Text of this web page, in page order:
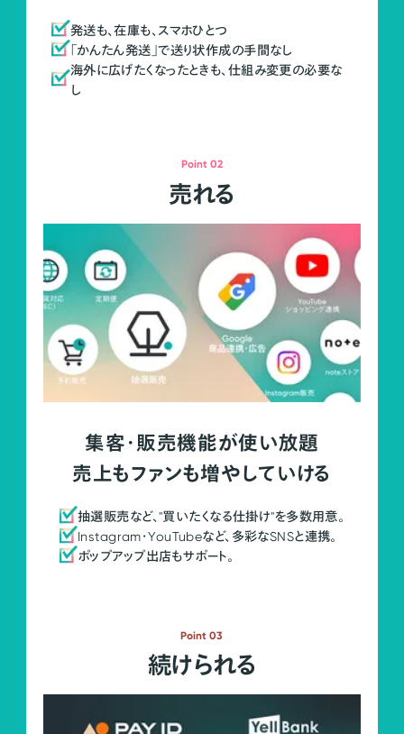
発送も、在庫も、スマホひとつ
「かんたん発送」で送り状作成の手間なし
海外に広げたくなったときも、仕組み変更の必要な
し
Point 02
売れる
集客・販売機能が使い放題
売上もファンも増やしていける
抽選販売など、"買いたくなる仕掛け"を多数用意。
Instagram・YouTubeなど、多彩なSNSと連携。
ポップアップ出店もサポート。
Point 03
続けられる